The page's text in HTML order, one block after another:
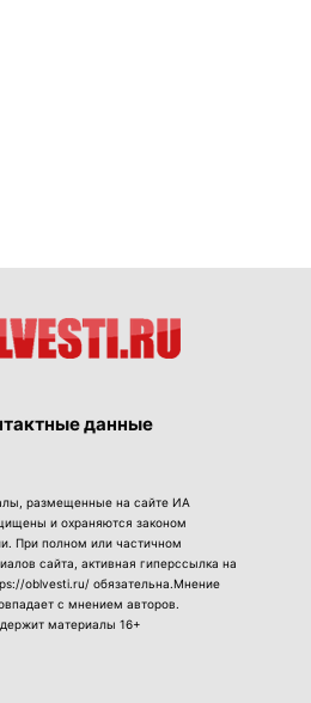
данные
размещенные на сайте ИА
и охраняются законом
При полном или частичном
сайта, активная гиперссылка на
oblvesti.ru/ обязательна.Мнение
с мнением авторов.
материалы 16+